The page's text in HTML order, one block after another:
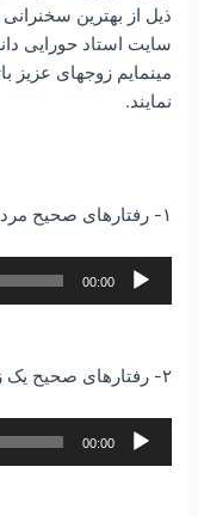
ذیل از بهترین
سایت استاد حورایی
مینمایم زوجهای عزیز
نمایند.
۱- رفتارهای صحیح مرد در برابر همسر
پخش‌کننده
00:00
۲- رفتارهای صحیح یک زن در برابر شوهر
پخش‌کننده
00:00